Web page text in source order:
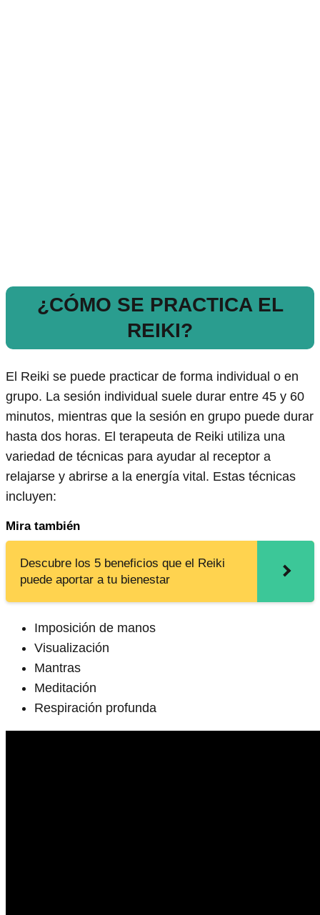
¿CÓMO SE PRACTICA EL
REIKI?
El Reiki se puede practicar de forma individual o en
grupo. La sesión individual suele durar entre 45 y 60
minutos, mientras que la sesión en grupo puede durar
hasta dos horas. El terapeuta de Reiki utiliza una
variedad de técnicas para ayudar al receptor a
relajarse y abrirse a la energía vital. Estas técnicas
incluyen:
Mira también
Descubre los 5 beneficios que el Reiki
puede aportar a tu bienestar
Imposición de manos
Visualización
Mantras
Meditación
Respiración profunda